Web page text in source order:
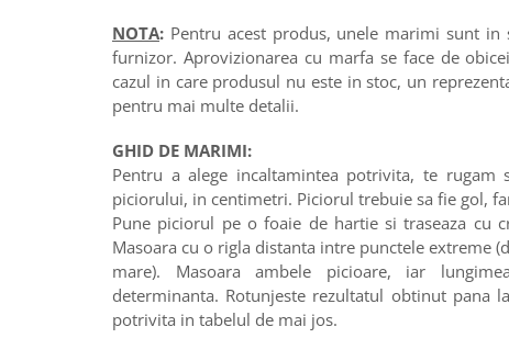
NOTA: Pentru acest produs, unele marimi sunt in
furnizor. Aprovizionarea cu marfa se face de
cazul in care produsul nu este in stoc, un
pentru mai multe detalii.
GHID DE MARIMI:
Pentru a alege incaltamintea potrivita, te rugam
piciorului, in centimetri. Piciorul trebuie sa fie gol,
Pune piciorul pe o foaie de hartie si traseaza cu
Masoara cu o rigla distanta intre punctele extreme
mare). Masoara ambele picioare, iar
determinanta. Rotunjeste rezultatul obtinut pana
potrivita in tabelul de mai jos.